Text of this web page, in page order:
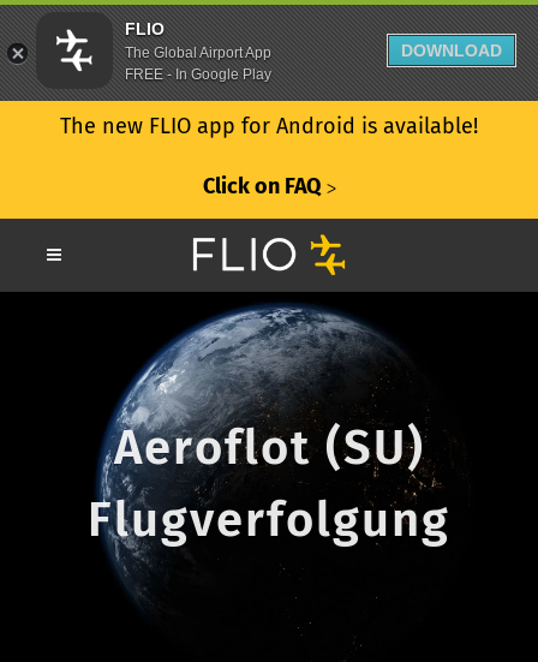
The new FLIO app for Android is available!
Click on FAQ ᐳ
Aeroflot (SU)
Flugverfolgung
FLIO
The Global Airport App
FREE - In Google Play
DOWNLOAD